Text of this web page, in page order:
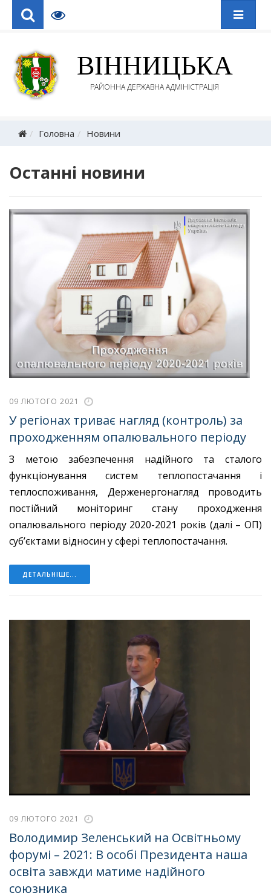
ВІННИЦЬКА
РАЙОННА ДЕРЖАВНА АДМІНІСТРАЦІЯ
Головна Новини
Останні новини
09 ЛЮТОГО 2021
У регіонах триває нагляд (контроль) за
проходженням опалювального періоду
З метою забезпечення надійного та сталого
функціонування систем теплопостачання і
теплоспоживання, Держенергонагляд проводить
постійний моніторинг стану проходження
опалювального періоду 2020-2021 років (далі – ОП)
суб’єктами відносин у сфері теплопостачання.
ДЕТАЛЬНІШЕ...
09 ЛЮТОГО 2021
Володимир Зеленський на Освітньому
форумі – 2021: В особі Президента наша
освіта завжди матиме надійного
союзника